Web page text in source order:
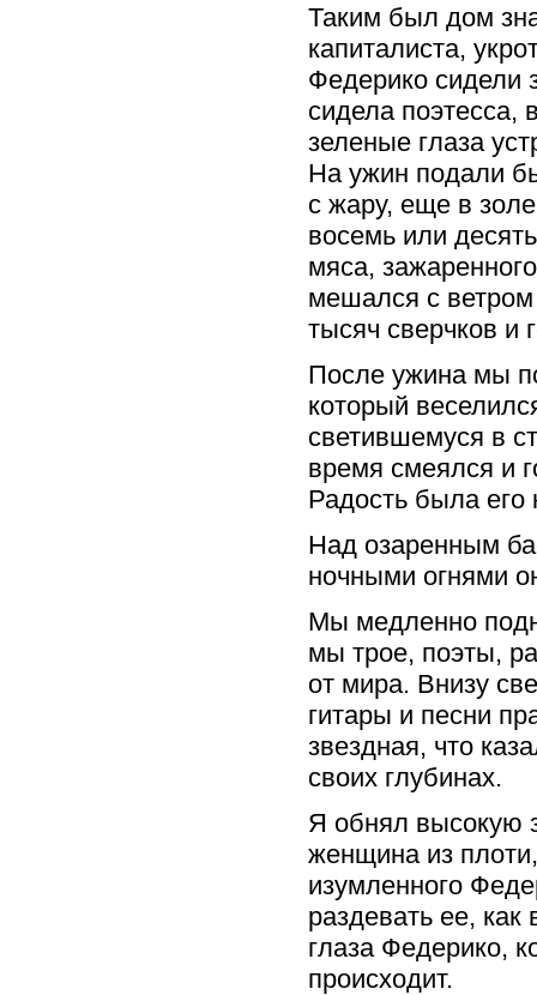
Таким был дом
капиталиста,
Федерико сидели
сидела поэтесса,
зеленые глаза
На ужин подали
с жару, еще в
восемь или
мяса,
мешался с
тысяч сверчков и
После ужина мы
который
светившемуся в
время смеялся и
Радость была его
Над озаренным
ночными огнями
Мы медленно
мы трое, поэты,
от мира. Внизу
гитары и песни
звездная, что
своих глубинах.
Я обнял высокую
женщина из
изумленного
раздевать ее,
глаза Федерико,
происходит.